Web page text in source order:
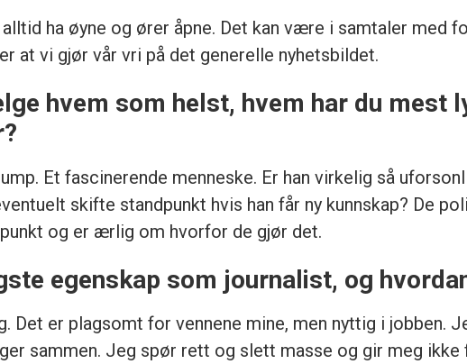
ha øyne og ører åpne. Det kan være i samtaler med
at vi gjør vår vri på det generelle nyhetsbildet.
hvem som helst, hvem har du mest
Et fascinerende menneske. Er han virkelig så
skifte standpunkt hvis han får ny kunnskap? De
og er ærlig om hvorfor de gjør det.
egenskap som journalist, og
Det er plagsomt for vennene mine, men nyttig i jobben.
sammen. Jeg spør rett og slett masse og gir meg ikke